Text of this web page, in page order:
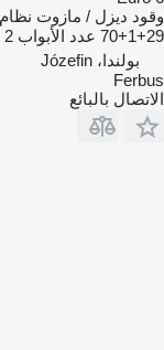
وقود ديزل / مازوت
29+1+70
عدد الأبواب 2
بولندا، Józefin
Ferbus
الاتصال بالبائع